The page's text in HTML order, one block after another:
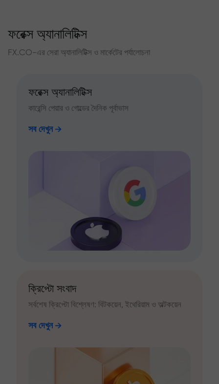
ফরেক্স অ্যানালিটিক্স
FX.CO-এর সেরা অ্যানালিটিক্স ও মার্কেটের পর্যালোচনা
ফরেক্স অ্যানালিটিক্স
কারেন্সি পেয়ার ও গোল্ডের দৈনিক পূর্বাভাস
সব দেখুন
ক্রিপ্টো সংবাদ
সর্বশেষ ক্রিপ্টো বিশ্লেষণ: বিটকয়েন, ইথেরিয়াম ও অল্টকয়েন
সব দেখুন